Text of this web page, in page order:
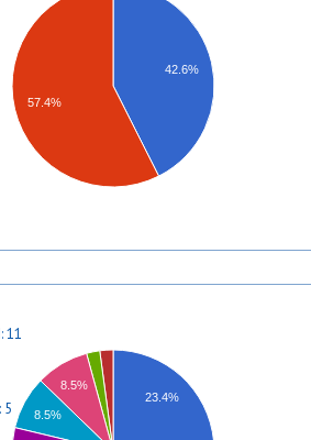
42.6%
57.4%
23.4%
8.5%
8.5%
11
5